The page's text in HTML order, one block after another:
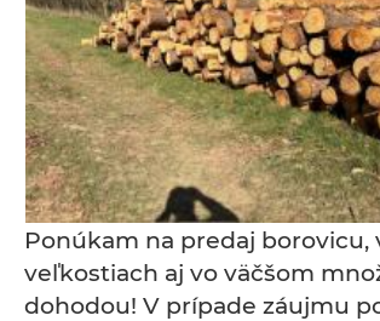
Ponúkam na predaj borovicu,
veľkostiach aj vo väčšom
dohodou! V prípade záujmu